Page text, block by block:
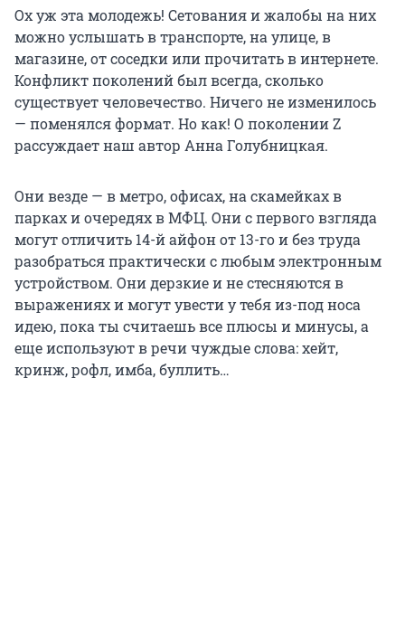
Ох уж эта молодежь! Сетования и жалобы на них
можно услышать в транспорте, на улице, в
магазине, от соседки или прочитать в интернете.
Конфликт поколений был всегда, сколько
существует человечество. Ничего не изменилось
— поменялся формат. Но как! О поколении Z
рассуждает наш автор Анна Голубницкая.
Они везде — в метро, офисах, на скамейках в
парках и очередях в МФЦ. Они с первого взгляда
могут отличить 14-й айфон от 13-го и без труда
разобраться практически с любым электронным
устройством. Они дерзкие и не стесняются в
выражениях и могут увести у тебя из-под носа
идею, пока ты считаешь все плюсы и минусы, а
еще используют в речи чуждые слова: хейт,
кринж, рофл, имба, буллить…